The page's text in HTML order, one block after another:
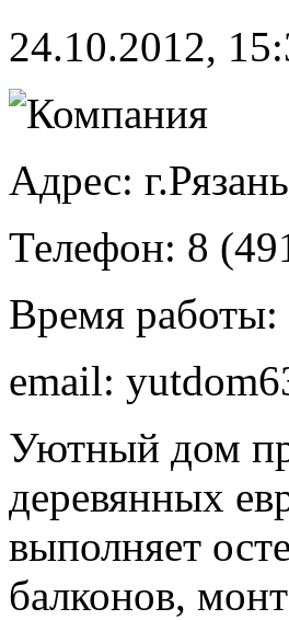
24.10.2012,
Адрес:
Телефон: 8
Время
email:
Уютный дом
деревянных
выполняет
балконов,